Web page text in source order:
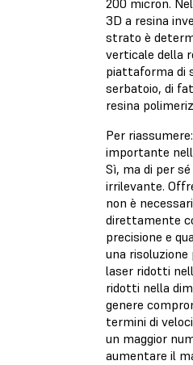
200 micron.
3D a resina
strato è
verticale della
piattaforma di
serbatoio, di
resina
Per
importante
Sì, ma di per
irrilevante.
non è
direttamente
precisione e
una
laser ridotti
ridotti nella
genere
termini di
un maggior
aumentare il